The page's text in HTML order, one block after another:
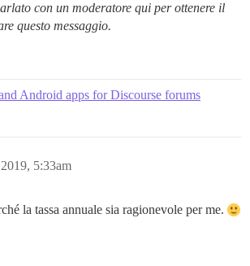
con un moderatore qui per ottenere il
questo messaggio.
Android apps for Discourse forums
5:33am
la tassa annuale sia ragionevole per me.